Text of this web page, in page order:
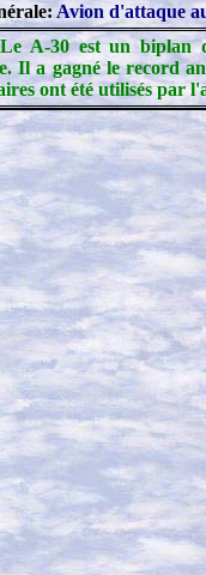
Avion d'attaque
Le A-30 est un biplan
Il a gagné le record
ont été utilisés par